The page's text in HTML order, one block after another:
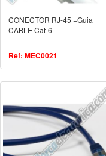
CONECTOR RJ-45 +Guia
CABLE Cat-6
Ref: MEC0021